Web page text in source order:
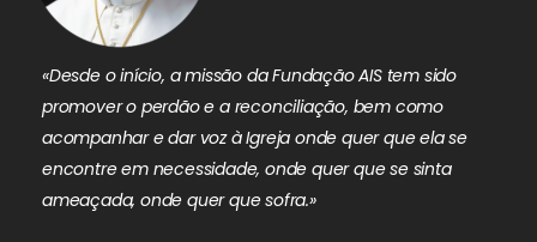
«Desde o início, a missão da Fundação AIS tem sido
promover o perdão e a reconciliação, bem como
acompanhar e dar voz à Igreja onde quer que ela se
encontre em necessidade, onde quer que se sinta
ameaçada, onde quer que sofra.»